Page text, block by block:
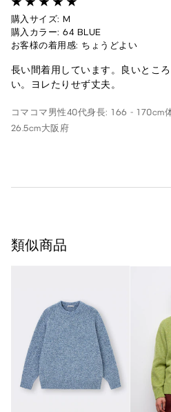
購入サイズ: M
購入カラー: 64 BLUE
お客様の着用感: ちょうどよい
長い間着用しています。良いとこ
い。ヨレたりせず丈夫。
コマコマ 男性40代身長: 166 - 170cm
26.5cm大阪府
類似商品